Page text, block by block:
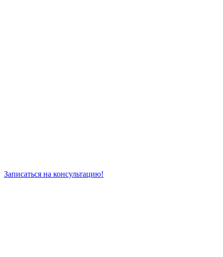
Записаться на консультацию!